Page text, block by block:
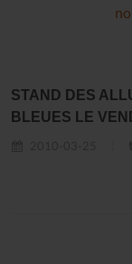
STAND DES
BLEUES LE